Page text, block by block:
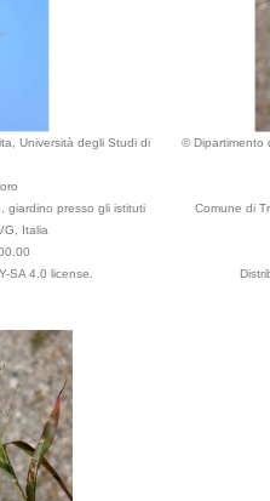
Università degli Studi di
giardino presso gli istituti
Italia
SA 4.0 license.
© Dipartimento
Comune di